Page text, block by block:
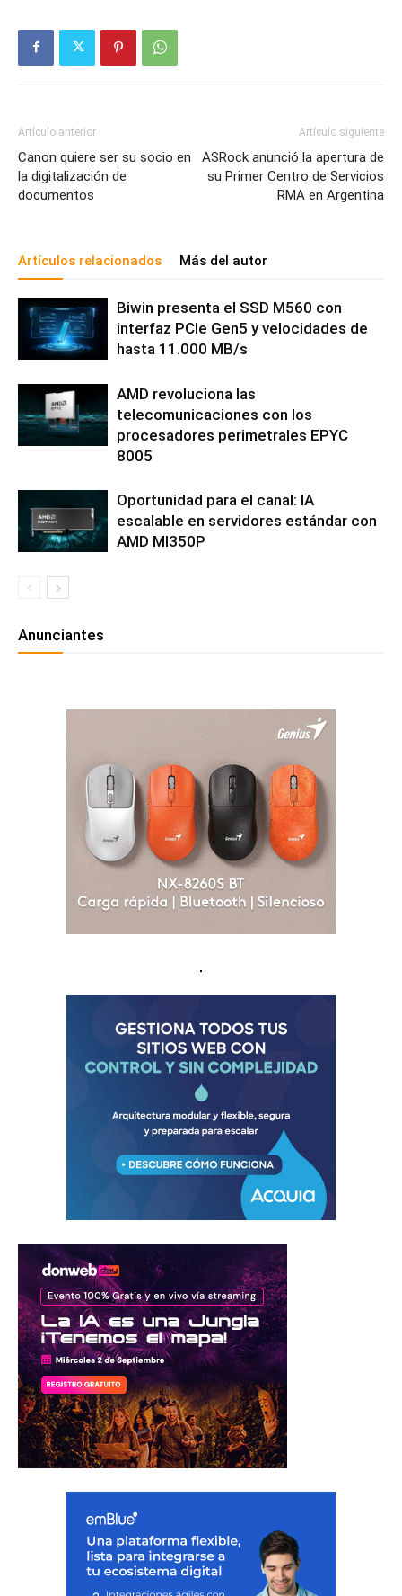
Artículo anterior
Canon quiere ser su socio en
la digitalización de
documentos
Artículo siguiente
ASRock anunció la apertura de
su Primer Centro de Servicios
RMA en Argentina
Artículos relacionados Más del autor
Biwin presenta el SSD M560 con
interfaz PCIe Gen5 y velocidades de
hasta 11.000 MB/s
AMD revoluciona las
telecomunicaciones con los
procesadores perimetrales EPYC
8005
Oportunidad para el canal: IA
escalable en servidores estándar con
AMD MI350P
Anunciantes